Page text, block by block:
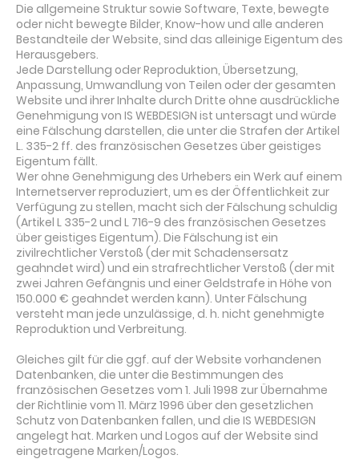
Die allgemeine Struktur sowie Software, Texte, bewegte
oder nicht bewegte Bilder, Know-how und alle anderen
Bestandteile der Website, sind das alleinige Eigentum des
Herausgebers.
Jede Darstellung oder Reproduktion, Übersetzung,
Anpassung, Umwandlung von Teilen oder der gesamten
Website und ihrer Inhalte durch Dritte ohne ausdrückliche
Genehmigung von IS WEBDESIGN ist untersagt und würde
eine Fälschung darstellen, die unter die Strafen der Artikel
L. 335-2 ff. des französischen Gesetzes über geistiges
Eigentum fällt.
Wer ohne Genehmigung des Urhebers ein Werk auf einem
Internetserver reproduziert, um es der Öffentlichkeit zur
Verfügung zu stellen, macht sich der Fälschung schuldig
(Artikel L 335-2 und L 716-9 des französischen Gesetzes
über geistiges Eigentum). Die Fälschung ist ein
zivilrechtlicher Verstoß (der mit Schadensersatz
geahndet wird) und ein strafrechtlicher Verstoß (der mit
zwei Jahren Gefängnis und einer Geldstrafe in Höhe von
150.000 € geahndet werden kann). Unter Fälschung
versteht man jede unzulässige, d. h. nicht genehmigte
Reproduktion und Verbreitung.
Gleiches gilt für die ggf. auf der Website vorhandenen
Datenbanken, die unter die Bestimmungen des
französischen Gesetzes vom 1. Juli 1998 zur Übernahme
der Richtlinie vom 11. März 1996 über den gesetzlichen
Schutz von Datenbanken fallen, und die IS WEBDESIGN
angelegt hat. Marken und Logos auf der Website sind
eingetragene Marken/Logos.